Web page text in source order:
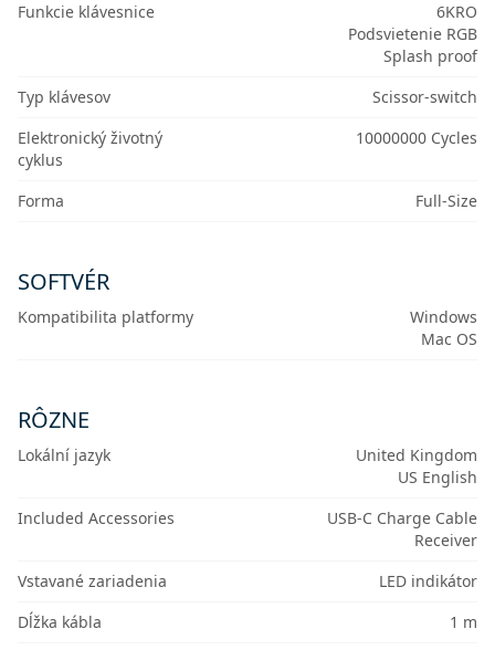
Funkcie klávesnice
6KRO
Podsvietenie RGB
Splash proof
Typ klávesov
Scissor-switch
Elektronický životný
cyklus
10000000 Cycles
Forma Full-Size
SOFTVÉR
Kompatibilita platformy
Windows
Mac OS
RÔZNE
Lokální jazyk
United Kingdom
US English
Included Accessories
USB-C Charge Cable
Receiver
Vstavané zariadenia
LED indikátor
Dĺžka kábla
1 m